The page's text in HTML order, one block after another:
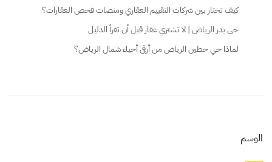
كيف تختار بين شركات التقييم العقاري ومنصات فحص العقارات؟
حي بدر الرياض | لا تشتري عقار قبل أن تقرأ الدليل
لماذا حي حطين الرياض من أرقى أحياء شمال الرياض؟
الوسم